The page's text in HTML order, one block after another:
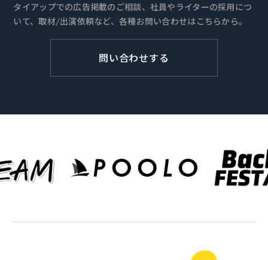
タイアップでの広告掲載のご相談、社員やライターの採用につ
いて、取材/出演依頼など、各種お問い合わせはこちらから。
問い合わせする